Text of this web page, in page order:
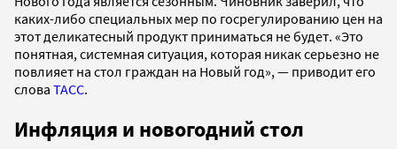
каких-либо специальных мер по госрегулированию цен на
этот деликатесный продукт приниматься не будет. «Это
понятная, системная ситуация, которая никак серьезно не
повлияет на стол граждан на Новый год», — приводит его
слова ТАСС.
Инфляция и новогодний стол